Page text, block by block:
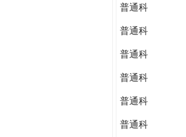
普通科
普通科
普通科
普通科
普通科
普通科